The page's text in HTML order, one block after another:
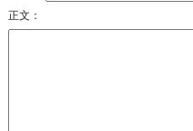
正文：